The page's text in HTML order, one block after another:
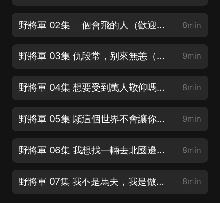
野將軍 02集 一個會飛的人（歡迎訂閱，點讚，五星好評） 8min
野將軍 03集 仇段常，别來無恙（歡迎訂閱，點讚，分享） 9min
野將軍 04集 想要受到萬人敬仰嗎？（歡迎訂閱，評論） 8min
野將軍 05集 願這個世界不會讓你失望（歡迎訂閱，評論） 9min
野將軍 06集 我想找一輛去北國邊境的馬車 8min
野將軍 07集 我不是馬夫，我是做買賣的 8min